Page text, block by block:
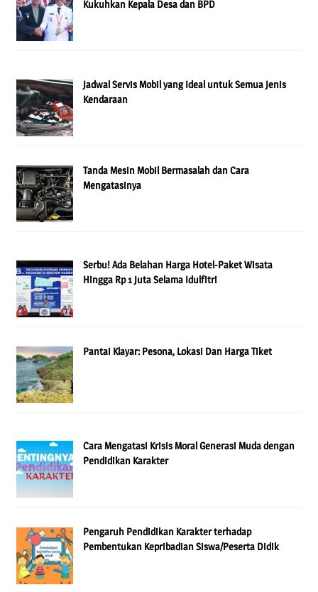
Kukuhkan Kepala Desa dan BPD
Jadwal Servis Mobil yang Ideal untuk Semua Jenis
Kendaraan
Tanda Mesin Mobil Bermasalah dan Cara
Mengatasinya
Serbu! Ada Belahan Harga Hotel-Paket Wisata
Hingga Rp 1 Juta Selama Idulfitri
Pantai Klayar: Pesona, Lokasi Dan Harga Tiket
Cara Mengatasi Krisis Moral Generasi Muda dengan
Pendidikan Karakter
Pengaruh Pendidikan Karakter terhadap
Pembentukan Kepribadian Siswa/Peserta Didik